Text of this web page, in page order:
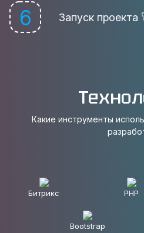
6 Запуск проекта
Какие инструменты
Битрикс PHP
Bootstrap